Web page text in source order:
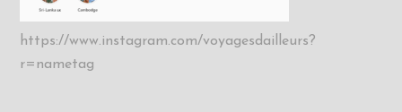
https://www.instagram.com/voyagesdailleurs?
r=nametag